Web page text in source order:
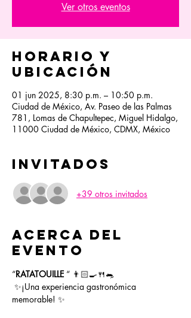
Ver otros eventos
Horario y
ubicación
01 jun 2025, 8:30 p.m. – 10:50 p.m.
Ciudad de México, Av. Paseo de las Palmas
781, Lomas de Chapultepec, Miguel Hidalgo,
11000 Ciudad de México, CDMX, México
Invitados
+39 otros invitados
Acerca del
evento
“RATATOUILLE “ 👨🏻‍🍳🍴🐀
✨¡Una experiencia gastronómica
memorable! ✨